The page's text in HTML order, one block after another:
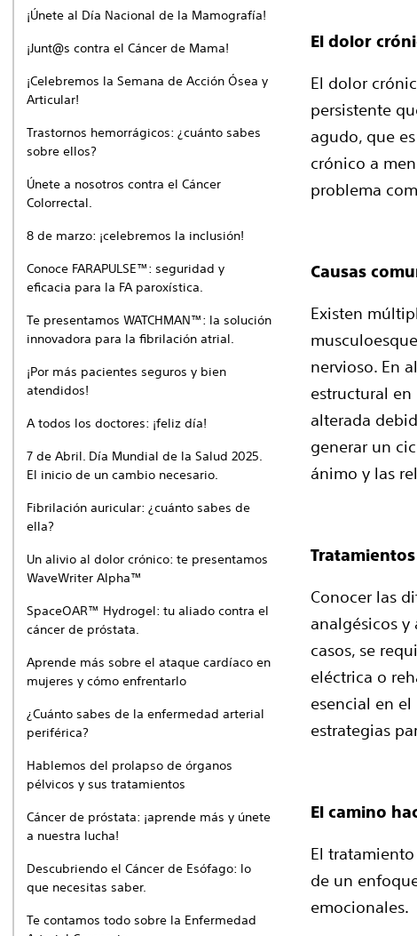
¡Únete al Día Nacional de la Mamografía!
¡Junt@s contra el Cáncer de Mama!
¡Celebremos la Semana de Acción Ósea y
Articular!
Trastornos hemorrágicos: ¿cuánto sabes
sobre ellos?
Únete a nosotros contra el Cáncer
Colorrectal.
8 de marzo: ¡celebremos la inclusión!
Conoce FARAPULSE™: seguridad y
eficacia para la FA paroxística.
Te presentamos WATCHMAN™: la solución
innovadora para la fibrilación atrial.
¡Por más pacientes seguros y bien
atendidos!
A todos los doctores: ¡feliz día!
7 de Abril. Día Mundial de la Salud 2025.
El inicio de un cambio necesario.
Fibrilación auricular: ¿cuánto sabes de
ella?
Un alivio al dolor crónico: te presentamos
WaveWriter Alpha™
SpaceOAR™ Hydrogel: tu aliado contra el
cáncer de próstata.
Aprende más sobre el ataque cardíaco en
mujeres y cómo enfrentarlo
¿Cuánto sabes de la enfermedad arterial
periférica?
Hablemos del prolapso de órganos
pélvicos y sus tratamientos
Cáncer de próstata: ¡aprende más y únete
a nuestra lucha!
Descubriendo el Cáncer de Esófago: lo
que necesitas saber.
Te contamos todo sobre la Enfermedad
El dolor
El dolor
persistente
agudo, que
crónico a
problema
Causas
Existen
nervioso. En
estructural
alterada
generar un
ánimo y las
Conocer las
analgésicos
casos, se
eléctrica o
esencial en
estrategias
El camino
El
de un
emocionales.